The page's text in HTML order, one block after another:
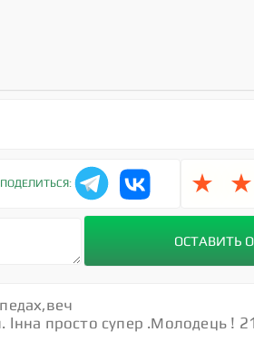
ПОДЕЛИТЬСЯ: ★ ★
Iнна просто супер .Молодець !